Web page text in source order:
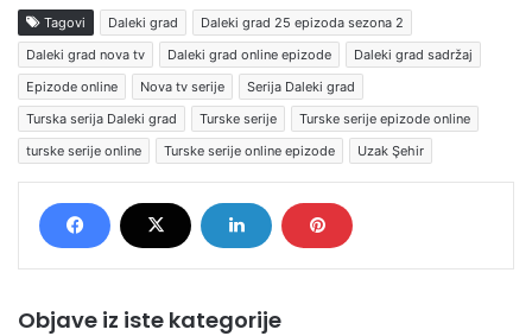
Tagovi Daleki grad
Daleki grad 25 epizoda sezona 2
Daleki grad nova tv
Daleki grad online epizode
Daleki grad sadržaj
Epizode online
Nova tv serije
Serija Daleki grad
Turska serija Daleki grad
Turske serije
Turske serije epizode online
turske serije online
Turske serije online epizode Uzak Şehir
Objave iz iste kategorije